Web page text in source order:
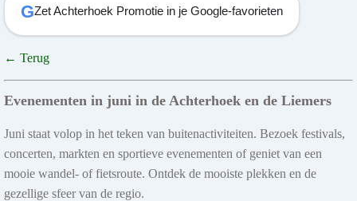
GZet Achterhoek Promotie in je Google-favorieten
← Terug
Evenementen in juni in de Achterhoek en de Liemers
Juni staat volop in het teken van buitenactiviteiten. Bezoek festivals,
concerten, markten en sportieve evenementen of geniet van een
mooie wandel- of fietsroute. Ontdek de mooiste plekken en de
gezellige sfeer van de regio.